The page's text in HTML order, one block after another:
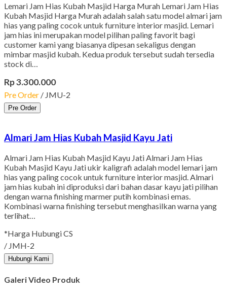
Lemari Jam Hias Kubah Masjid Harga Murah Lemari Jam Hias
Kubah Masjid Harga Murah adalah salah satu model almari jam
hias yang paling cocok untuk furniture interior masjid. Lemari
jam hias ini merupakan model pilihan paling favorit bagi
customer kami yang biasanya dipesan sekaligus dengan
mimbar masjid kubah. Kedua produk tersebut sudah tersedia
stock di…
Rp 3.300.000
Pre Order / JMU-2
Pre Order
Almari Jam Hias Kubah Masjid Kayu Jati
Almari Jam Hias Kubah Masjid Kayu Jati Almari Jam Hias
Kubah Masjid Kayu Jati ukir kaligrafi adalah model lemari jam
hias yang paling cocok untuk furniture interior masjid. Almari
jam hias kubah ini diproduksi dari bahan dasar kayu jati pilihan
dengan warna finishing marmer putih kombinasi emas.
Kombinasi warna finishing tersebut menghasilkan warna yang
terlihat…
*Harga Hubungi CS
/ JMH-2
Hubungi Kami
Galeri Video Produk